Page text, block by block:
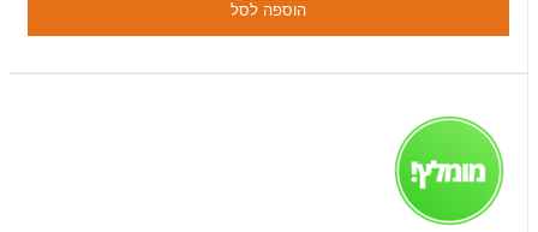
הוספה לסל